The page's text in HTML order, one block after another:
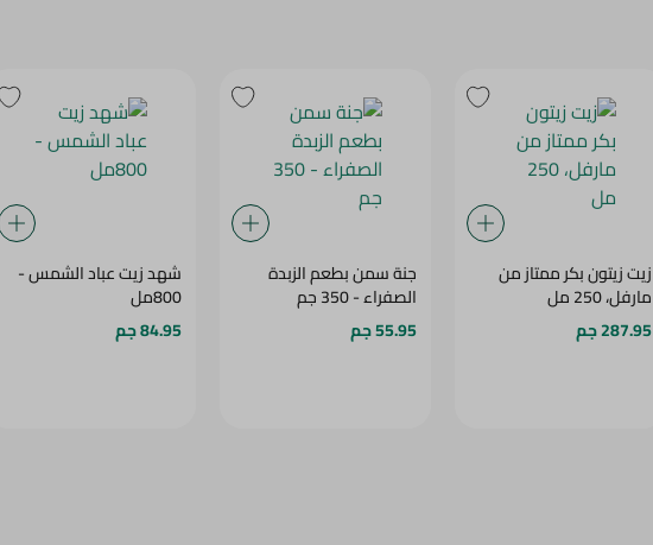
زيت زيتون بكر ممتاز من
مارفل، 250 مل
287.95 جم
جنة سمن بطعم الزبدة
الصفراء - 350 جم
55.95 جم
شهد زيت عباد الشمس -
800مل
84.95 جم